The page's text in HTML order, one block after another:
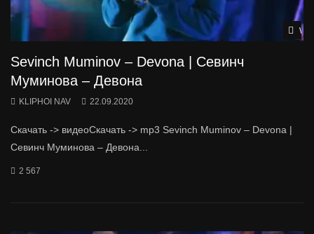
Sevinch Muminov – Devona | Севинч
Муминова – Девона
KLIPHOI NAV 22.09.2020
Скачать -> видеоСкачать -> mp3 Sevinch Muminov – Devona |
Севинч Муминова – Девона...
2 567